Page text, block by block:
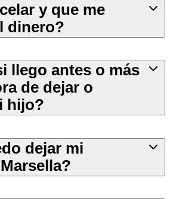
y que me
dinero?
llego antes o más
de dejar o
hijo?
dejar mi